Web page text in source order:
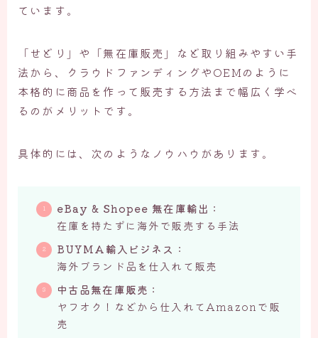
ています。
「せどり」や「無在庫販売」など取り組みやすい手
法から、クラウドファンディングやOEMのように
本格的に商品を作って販売する方法まで幅広く学べ
るのがメリットです。
具体的には、次のようなノウハウがあります。
eBay & Shopee 無在庫輸出 ：
在庫を持たずに海外で販売する手法
BUYMA輸入ビジネス ：
海外ブランド品を仕入れて販売
中古品無在庫販売 ：
ヤフオク！などから仕入れてAmazonで販
売